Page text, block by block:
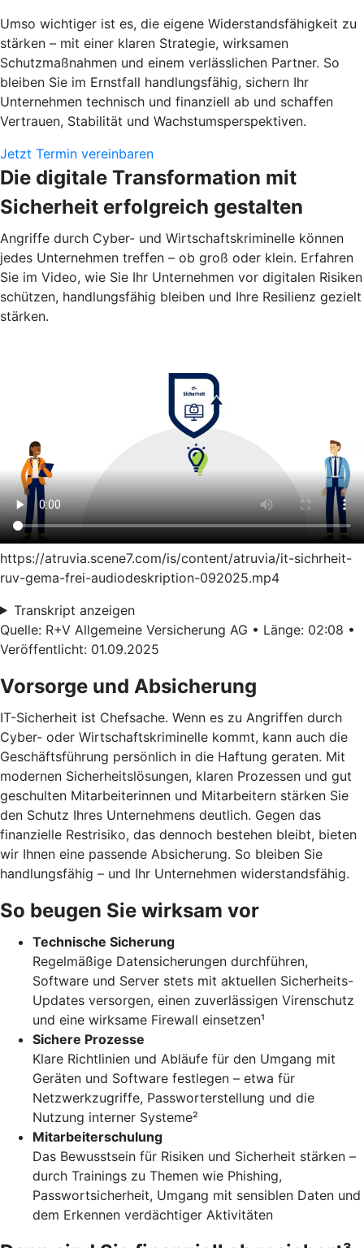
Umso wichtiger ist es, die eigene Widerstandsfähigkeit zu
stärken – mit einer klaren Strategie, wirksamen
Schutzmaßnahmen und einem verlässlichen Partner. So
bleiben Sie im Ernstfall handlungsfähig, sichern Ihr
Unternehmen technisch und finanziell ab und schaffen
Vertrauen, Stabilität und Wachstumsperspektiven.
Jetzt Termin vereinbaren
Die digitale Transformation mit
Sicherheit erfolgreich gestalten
Angriffe durch Cyber- und Wirtschaftskriminelle können
jedes Unternehmen treffen – ob groß oder klein. Erfahren
Sie im Video, wie Sie Ihr Unternehmen vor digitalen Risiken
schützen, handlungsfähig bleiben und Ihre Resilienz gezielt
stärken.
https://atruvia.scene7.com/is/content/atruvia/it-sichrheit-
ruv-gema-frei-audiodeskription-092025.mp4
Transkript anzeigen
Quelle: R+V Allgemeine Versicherung AG • Länge: 02:08 •
Veröffentlicht: 01.09.2025
Vorsorge und Absicherung
IT-Sicherheit ist Chefsache. Wenn es zu Angriffen durch
Cyber- oder Wirtschaftskriminelle kommt, kann auch die
Geschäftsführung persönlich in die Haftung geraten. Mit
modernen Sicherheitslösungen, klaren Prozessen und gut
geschulten Mitarbeiterinnen und Mitarbeitern stärken Sie
den Schutz Ihres Unternehmens deutlich. Gegen das
finanzielle Restrisiko, das dennoch bestehen bleibt, bieten
wir Ihnen eine passende Absicherung. So bleiben Sie
handlungsfähig – und Ihr Unternehmen widerstandsfähig.
So beugen Sie wirksam vor
Technische Sicherung
Regelmäßige Datensicherungen durchführen,
Software und Server stets mit aktuellen Sicherheits-
Updates versorgen, einen zuverlässigen Virenschutz
und eine wirksame Firewall einsetzen¹
Sichere Prozesse
Klare Richtlinien und Abläufe für den Umgang mit
Geräten und Software festlegen – etwa für
Netzwerkzugriffe, Passworterstellung und die
Nutzung interner Systeme²
Mitarbeiterschulung
Das Bewusstsein für Risiken und Sicherheit stärken –
durch Trainings zu Themen wie Phishing,
Passwortsicherheit, Umgang mit sensiblen Daten und
dem Erkennen verdächtiger Aktivitäten